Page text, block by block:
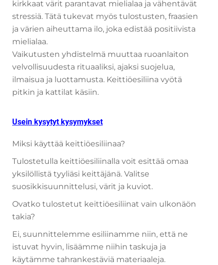
kirkkaat värit parantavat mielialaa ja vähentävät
stressiä. Tätä tukevat myös tulostusten, fraasien
ja värien aiheuttama ilo, joka edistää positiivista
mielialaa.
Vaikutusten yhdistelmä muuttaa ruoanlaiton
velvollisuudesta rituaaliksi, ajaksi suojelua,
ilmaisua ja luottamusta. Keittiöesiliina vyötä
pitkin ja kattilat käsiin.
Usein kysytyt kysymykset
Miksi käyttää keittiöesiliinaa?
Tulostetulla keittiöesiliinalla voit esittää omaa
yksilöllistä tyyliäsi keittäjänä. Valitse
suosikkisuunnittelusi, värit ja kuviot.
Ovatko tulostetut keittiöesiliinat vain ulkonäön
takia?
Ei, suunnittelemme esiliinamme niin, että ne
istuvat hyvin, lisäämme niihin taskuja ja
käytämme tahrankestäviä materiaaleja.